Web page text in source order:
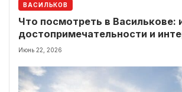
ВАСИЛЬКОВ
Что посмотреть в Василькове:
достопримечательности и
локации рядом
Июнь 22, 2026